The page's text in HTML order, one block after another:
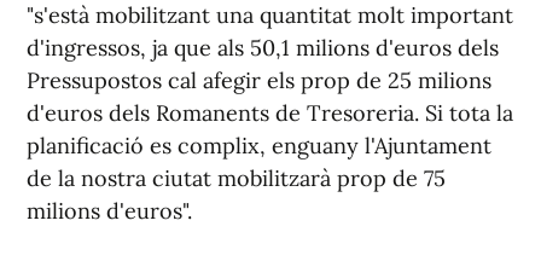
"s'està mobilitzant una quantitat molt important
d'ingressos, ja que als 50,1 milions d'euros dels
Pressupostos cal afegir els prop de 25 milions
d'euros dels Romanents de Tresoreria. Si tota la
planificació es complix, enguany l'Ajuntament
de la nostra ciutat mobilitzarà prop de 75
milions d'euros".